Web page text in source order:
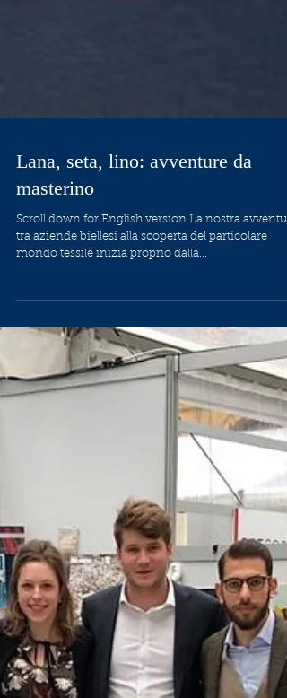
Lana, seta, lino: avventure da
masterino
Scroll down for English version La nostra